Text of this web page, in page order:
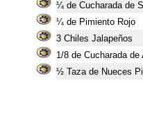
¼ de Cucharada de
¼ de Pimiento Rojo
3 Chiles Jalapeños
1/8 de Cucharada
½ Taza de Nueces